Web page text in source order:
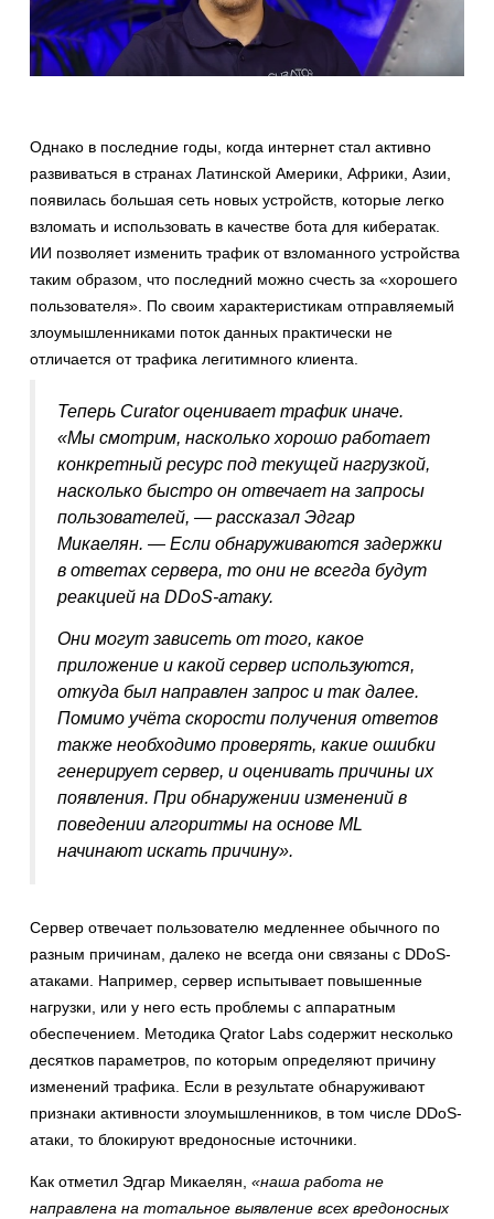
Однако в последние годы, когда интернет стал активно
развиваться в странах Латинской Америки, Африки, Азии,
появилась большая сеть новых устройств, которые легко
взломать и использовать в качестве бота для кибератак.
ИИ позволяет изменить трафик от взломанного устройства
таким образом, что последний можно счесть за «хорошего
пользователя». По своим характеристикам отправляемый
злоумышленниками поток данных практически не
отличается от трафика легитимного клиента.
Теперь Curator оценивает трафик иначе.
«Мы смотрим, насколько хорошо работает
конкретный ресурс под текущей нагрузкой,
насколько быстро он отвечает на запросы
пользователей, — рассказал Эдгар
Микаелян. — Если обнаруживаются задержки
в ответах сервера, то они не всегда будут
реакцией на DDoS-атаку.
Они могут зависеть от того, какое
приложение и какой сервер используются,
откуда был направлен запрос и так далее.
Помимо учёта скорости получения ответов
также необходимо проверять, какие ошибки
генерирует сервер, и оценивать причины их
появления. При обнаружении изменений в
поведении алгоритмы на основе ML
начинают искать причину».
Сервер отвечает пользователю медленнее обычного по
разным причинам, далеко не всегда они связаны с DDoS-
атаками. Например, сервер испытывает повышенные
нагрузки, или у него есть проблемы с аппаратным
обеспечением. Методика Qrator Labs содержит несколько
десятков параметров, по которым определяют причину
изменений трафика. Если в результате обнаруживают
признаки активности злоумышленников, в том числе DDoS-
атаки, то блокируют вредоносные источники.
Как отметил Эдгар Микаелян, «наша работа не
направлена на тотальное выявление всех вредоносных